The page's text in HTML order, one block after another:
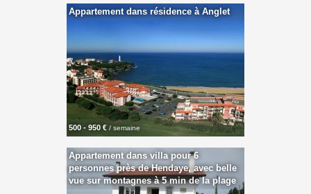
Appartement dans résidence à Anglet
500 - 950 € / semaine
Appartement dans villa pour 6
personnes près de Hendaye, avec belle
vue sur montagnes à 5 min de la plage